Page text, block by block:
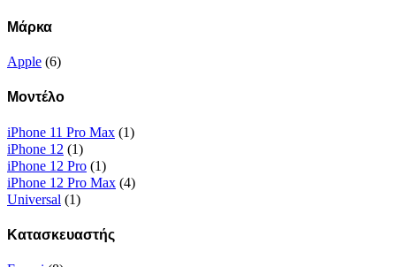
Μάρκα
Apple (6)
Μοντέλο
iPhone 11 Pro Max (1)
iPhone 12 (1)
iPhone 12 Pro (1)
iPhone 12 Pro Max (4)
Universal (1)
Κατασκευαστής